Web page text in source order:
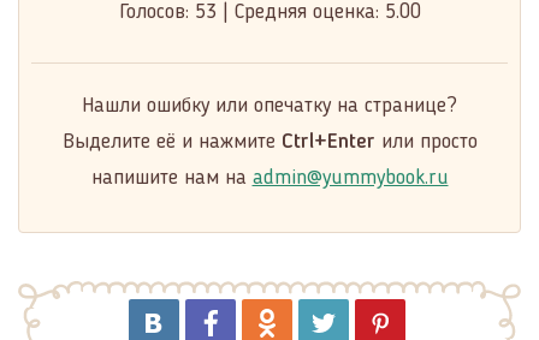
Голосов: 53 Средняя оценка: 5.00
Нашли ошибку или опечатку на странице?
Выделите её и нажмите Ctrl+Enter или просто
напишите нам на admin@yummybook.ru